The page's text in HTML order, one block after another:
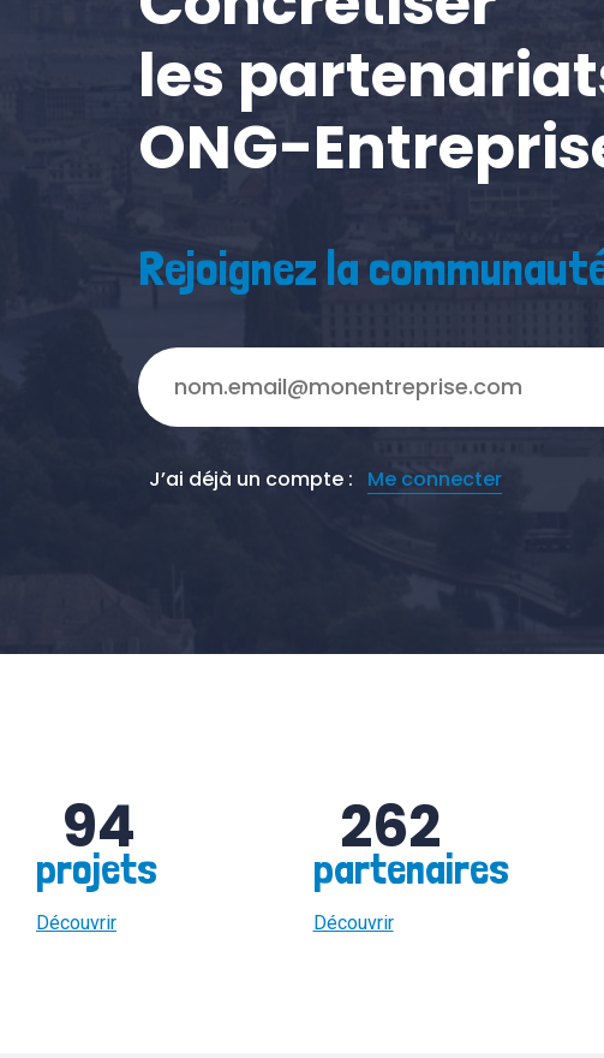
les
ONG-
Rejoignez la
J’ai déjà un compte : Me connecter
94
projets
Découvrir
262
partenaires
Découvrir